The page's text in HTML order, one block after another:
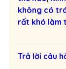
không có
rất khó làm
Trả lời câu